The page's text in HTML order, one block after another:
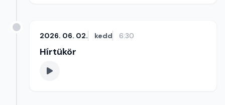
2026. 06. 02. kedd 6:30
Hírtükör